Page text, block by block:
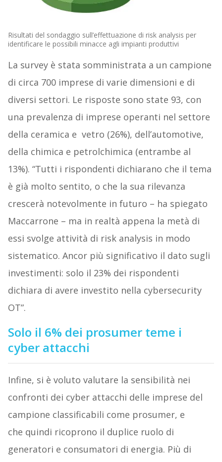
Risultati del sondaggio sull’effettuazione di risk analysis per
identificare le possibili minacce agli impianti produttivi
La survey è stata somministrata a un campione
di circa 700 imprese di varie dimensioni e di
diversi settori. Le risposte sono state 93, con
una prevalenza di imprese operanti nel settore
della ceramica e vetro (26%), dell’automotive,
della chimica e petrolchimica (entrambe al
13%). “Tutti i rispondenti dichiarano che il tema
è già molto sentito, o che la sua rilevanza
crescerà notevolmente in futuro – ha spiegato
Maccarrone – ma in realtà appena la metà di
essi svolge attività di risk analysis in modo
sistematico. Ancor più significativo il dato sugli
investimenti: solo il 23% dei rispondenti
dichiara di avere investito nella cybersecurity
OT”.
Solo il 6% dei prosumer teme i
cyber attacchi
Infine, si è voluto valutare la sensibilità nei
confronti dei cyber attacchi delle imprese del
campione classificabili come prosumer, e
che quindi ricoprono il duplice ruolo di
generatori e consumatori di energia. Più di